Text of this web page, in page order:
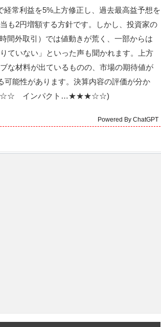
経常利益を5%上方修正し、過去最高益予想を
も2円増額する方針です。しかし、投資家の
間外取引）では値動きが荒く、一部からは
ていない」といった声も聞かれます。上方
な材料が出ているものの、市場の期待値が
能性があります。決算内容の評価が分か
インパクト…★★★☆☆)
Powered By ChatGPT